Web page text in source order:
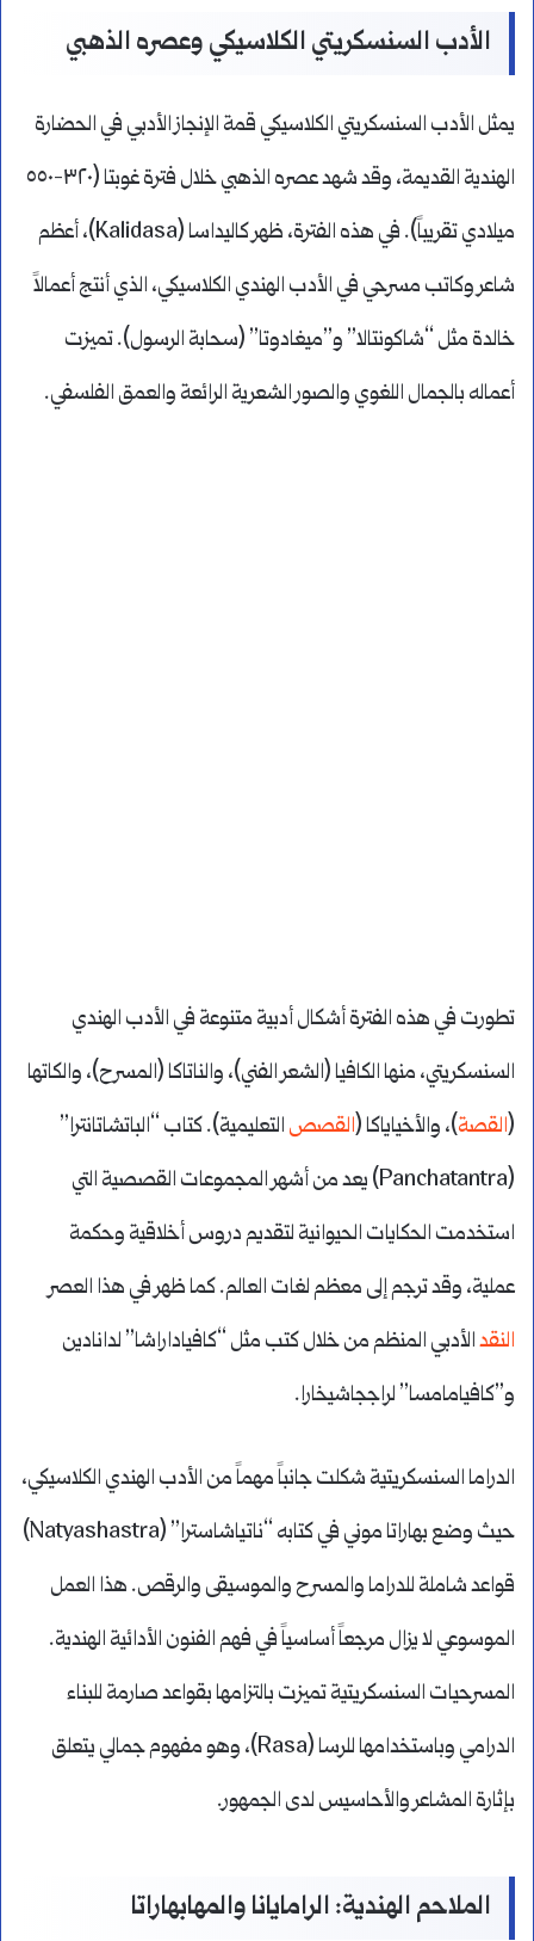
الأدب السنسكريتي الكلاسيكي وعصره الذهبي
يمثل الأدب السنسكريتي الكلاسيكي قمة الإنجاز الأدبي في الحضارة
الهندية القديمة، وقد شهد عصره الذهبي خلال فترة غوبتا (٣٢٠-٥٥٠
ميلادي تقريباً). في هذه الفترة، ظهر كاليداسا (Kalidasa)، أعظم
شاعر وكاتب مسرحي في الأدب الهندي الكلاسيكي، الذي أنتج أعمالاً
خالدة مثل “شاكونتالا” و”ميغادوتا” (سحابة الرسول). تميزت
أعماله بالجمال اللغوي والصور الشعرية الرائعة والعمق الفلسفي.
تطورت في هذه الفترة أشكال أدبية متنوعة في الأدب الهندي
السنسكريتي، منها الكافيا (الشعر الفني)، والناتاكا (المسرح)، والكاتها
(القصة)، والأخياياكا (القصص التعليمية). كتاب “الباتشاتانترا”
(Panchatantra) يعد من أشهر المجموعات القصصية التي
استخدمت الحكايات الحيوانية لتقديم دروس أخلاقية وحكمة
عملية، وقد ترجم إلى معظم لغات العالم. كما ظهر في هذا العصر
النقدالأدبي المنظم من خلال كتب مثل “كافياداراشا” لدانادين
و”كافيامامسا” لراججاشيخارا.
الدراما السنسكريتية شكلت جانباً مهماً من الأدب الهندي الكلاسيكي،
حيث وضع بهاراتا موني في كتابه “ناتياشاسترا” (Natyashastra)
قواعد شاملة للدراما والمسرح والموسيقى والرقص. هذا العمل
الموسوعي لا يزال مرجعاً أساسياً في فهم الفنون الأدائية الهندية.
المسرحيات السنسكريتية تميزت بالتزامها بقواعد صارمة للبناء
الدرامي وباستخدامها للرسا (Rasa)، وهو مفهوم جمالي يتعلق
بإثارة المشاعر والأحاسيس لدى الجمهور.
الملاحم الهندية: الرامايانا والمهابهاراتا